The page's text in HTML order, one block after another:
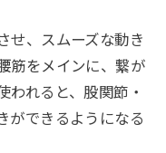
せ、スムーズな動き
筋をメインに、繋が
われると、股関節・
ができるようになる